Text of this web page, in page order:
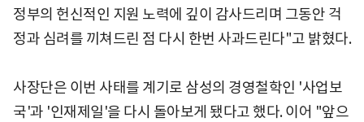
정부의 헌신적인 지원 노력에 깊이 감사드리며 그동안 걱
정과 심려를 끼쳐드린 점 다시 한번 사과드린다"고 밝혔다.
사장단은 이번 사태를 계기로 삼성의 경영철학인 '사업보
국'과 '인재제일'을 다시 돌아보게 됐다고 했다. 이어 "앞으